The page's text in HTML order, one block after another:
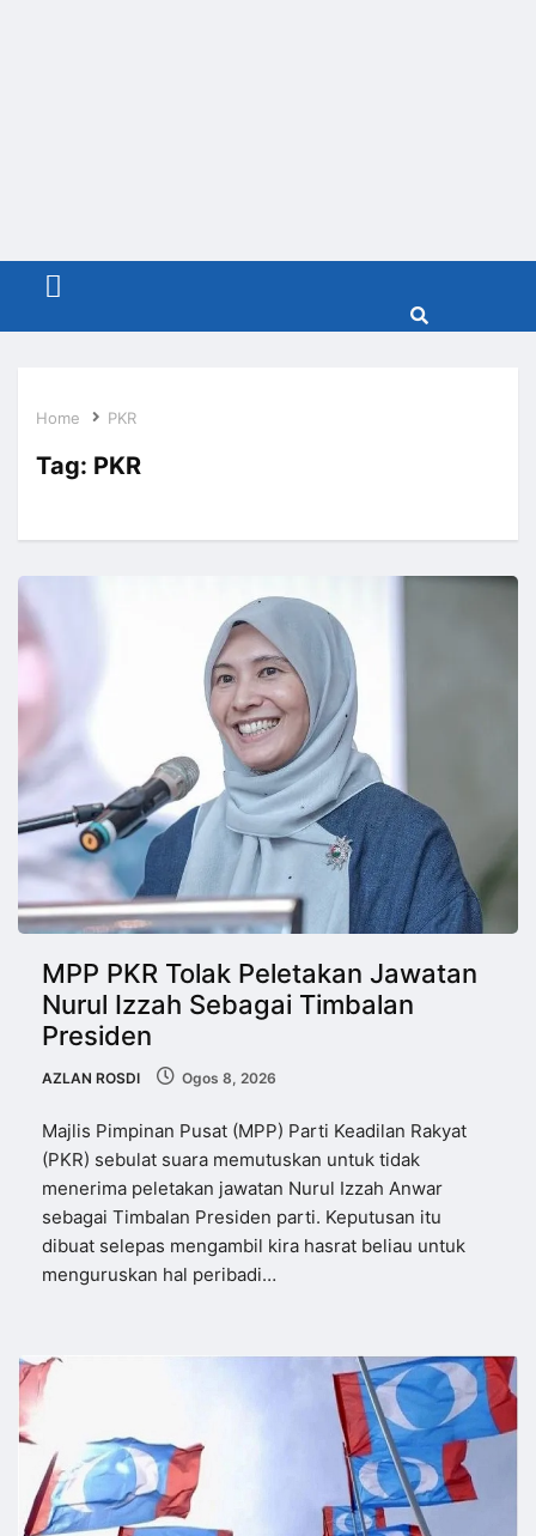
Menu
Home PKR
Tag: PKR
MPP PKR Tolak Peletakan Jawatan
Nurul Izzah Sebagai Timbalan
Presiden
AZLAN ROSDI Ogos 8, 2026
Majlis Pimpinan Pusat (MPP) Parti Keadilan Rakyat
(PKR) sebulat suara memutuskan untuk tidak
menerima peletakan jawatan Nurul Izzah Anwar
sebagai Timbalan Presiden parti. Keputusan itu
dibuat selepas mengambil kira hasrat beliau untuk
menguruskan hal peribadi…